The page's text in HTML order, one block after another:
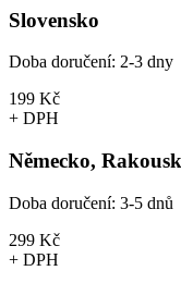
Slovensko
Doba doručení: 2-3 dny
199 Kč
+ DPH
Německo,
Doba doručení: 3-5 dnů
299 Kč
+ DPH